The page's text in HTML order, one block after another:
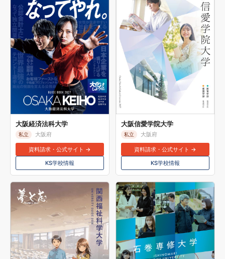
大阪経済法科大学
私立 大阪府
資料請求・公式サイト →
KS学校情報
大阪信愛学院大学
私立 大阪府
資料請求・公式サイト →
KS学校情報